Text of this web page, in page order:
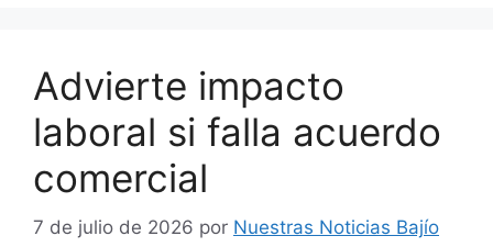
Advierte impacto
laboral si falla acuerdo
comercial
7 de julio de 2026 por Nuestras Noticias Bajío